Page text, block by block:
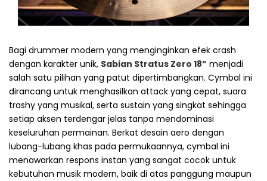
Bagi drummer modern yang menginginkan efek crash
dengan karakter unik, Sabian Stratus Zero 18” menjadi
salah satu pilihan yang patut dipertimbangkan. Cymbal ini
dirancang untuk menghasilkan attack yang cepat, suara
trashy yang musikal, serta sustain yang singkat sehingga
setiap aksen terdengar jelas tanpa mendominasi
keseluruhan permainan. Berkat desain aero dengan
lubang-lubang khas pada permukaannya, cymbal ini
menawarkan respons instan yang sangat cocok untuk
kebutuhan musik modern, baik di atas panggung maupun